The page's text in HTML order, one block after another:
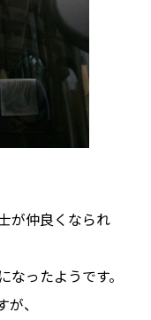
が仲良くなられ
ったようです。
、